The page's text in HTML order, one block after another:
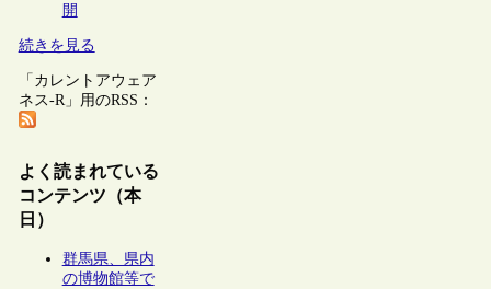
開
続きを見る
「カレントアウェア
ネス-R」用のRSS：
よく読まれている
コンテンツ（本
日）
群馬県、県内
の博物館等で